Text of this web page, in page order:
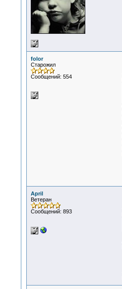
folor
Старожил
Сообщений: 554
April
Ветеран
Сообщений: 893